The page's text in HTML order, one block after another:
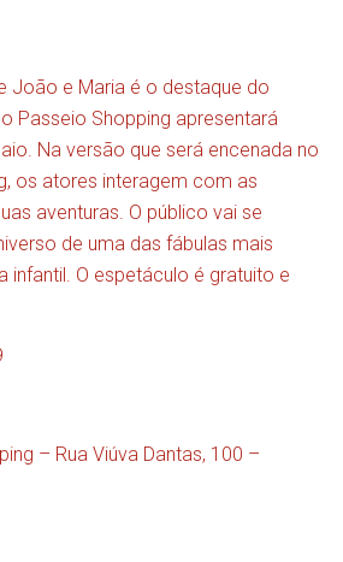
João e Maria é o destaque do
Passeio Shopping apresentará
Na versão que será encenada no
os atores interagem com as
aventuras. O público vai se
de uma das fábulas mais
infantil. O espetáculo é gratuito e
– Rua Viúva Dantas, 100 –